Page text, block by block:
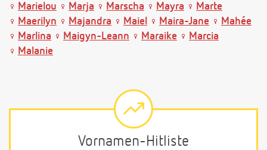
Marielou
Marja Marscha Mayra
Marte
Maerilyn
Majandra Maiel Maira-Jane
Mahée
Marlina
Maigyn-Leann Maraike
Marcia
Malanie
Vornamen-Hitliste